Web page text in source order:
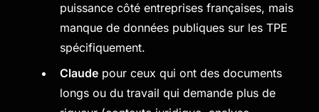
puissance côté entreprises françaises, mais
manque de données publiques sur les TPE
spécifiquement.
Claude pour ceux qui ont des documents
longs ou du travail qui demande plus de